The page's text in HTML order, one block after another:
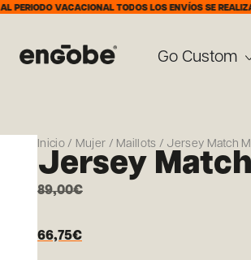
VACACIONAL TODOS LOS ENVÍOS SE REALIZARÁN A
Go Custom
Inicio/ Mujer / Maillots / Jersey Match
Jersey
89,00€
66,75€